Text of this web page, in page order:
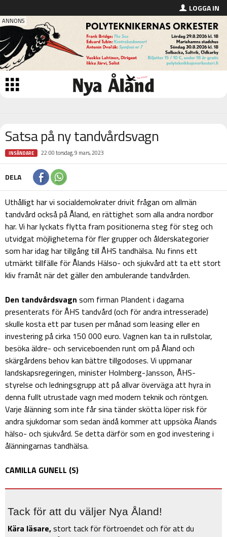
LOGGA IN
Satsa på ny tandvårdsvagn
INSÄNDARE 22:00 torsdag, 9 mars, 2023
DELA
Uthålligt har vi socialdemokrater drivit frågan om allmän
tandvård också på Åland, en rättighet som alla andra nordbor
har. Vi har lyckats flytta fram positionerna steg för steg och
utvidgat möjligheterna för fler grupper och ålderskategorier
som har idag har tillgång till ÅHS tandhälsa. Nu finns ett
utmärkt tillfälle för Ålands Hälso- och sjukvård att ta ett stort
kliv framåt när det gäller den ambulerande tandvården.
Den tandvårdsvagn som firman Plandent i dagarna
presenterats för ÅHS tandvård (och för andra intresserade)
skulle kosta ett par tusen per månad som leasing eller en
investering på cirka 150 000 euro. Vagnen kan ta in rullstolar,
besöka äldre- och serviceboenden runt om på Åland och
skärgårdens behov kan bättre tillgodoses. Vi uppmanar
landskapsregeringen, minister Holmberg-Jansson, ÅHS-
styrelse och ledningsgrupp att på allvar överväga att hyra in
denna fullt utrustade vagn med modern teknik och röntgen.
Varje ålänning som inte får sina tänder skötta löper risk för
andra sjukdomar som sedan ändå kommer att uppsöka Ålands
hälso- och sjukvård. Se detta därför som en god investering i
ålänningarnas tandhälsa.
CAMILLA GUNELL (S)
Tack för att du väljer Nya Åland!
Kära läsare,stort tack för förtroendet och för att du